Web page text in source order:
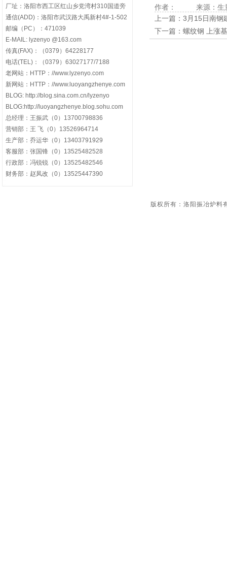
厂址：洛阳市西工区红山乡党湾村310国道旁
通信(ADD)：洛阳市武汉路大禹新村4#-1-502
邮编（PC）：471039
E-MAIL: lyzenyo @163.com
传真(FAX)：（0379）64228177
电话(TEL)：（0379）63027177/7188
老网站：HTTP：//www.lyzenyo.com
新网站：HTTP：//www.luoyangzhenye.com
BLOG: http://blog.sina.com.cn/lyzenyo
BLOG:http://luoyangzhenye.blog.sohu.com
总经理：王振武（0）13700798836
营销部：王 飞（0）13526964714
生产部：乔运华（0）13403791929
客服部：张国锋（0）13525482528
行政部：冯锐锐（0）13525482546
财务部：赵凤改（0）13525447390
作者： 来源： 生
上一篇： 3月15日南钢
下一篇： 螺纹钢 上涨
版权所有：洛阳振冶炉料